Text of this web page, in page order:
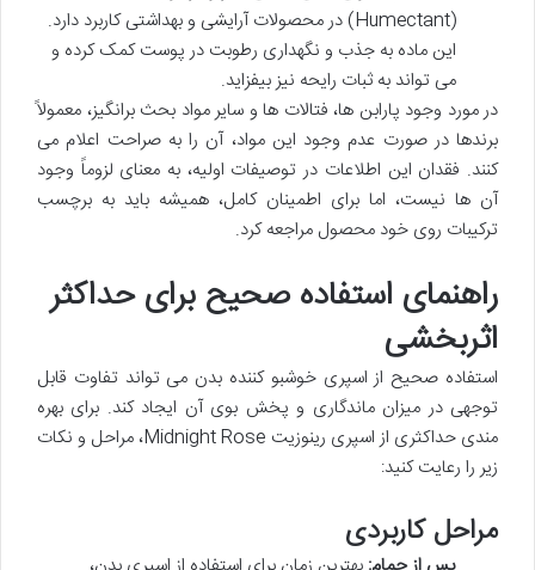
(Humectant) در محصولات آرایشی و بهداشتی کاربرد دارد.
این ماده به جذب و نگهداری رطوبت در پوست کمک کرده و
می تواند به ثبات رایحه نیز بیفزاید.
در مورد وجود پارابن ها، فتالات ها و سایر مواد بحث برانگیز، معمولاً
برندها در صورت عدم وجود این مواد، آن را به صراحت اعلام می
کنند. فقدان این اطلاعات در توصیفات اولیه، به معنای لزوماً وجود
آن ها نیست، اما برای اطمینان کامل، همیشه باید به برچسب
ترکیبات روی خود محصول مراجعه کرد.
راهنمای استفاده صحیح برای حداکثر
اثربخشی
استفاده صحیح از اسپری خوشبو کننده بدن می تواند تفاوت قابل
توجهی در میزان ماندگاری و پخش بوی آن ایجاد کند. برای بهره
مندی حداکثری از اسپری رینوزیت Midnight Rose، مراحل و نکات
زیر را رعایت کنید:
مراحل کاربردی